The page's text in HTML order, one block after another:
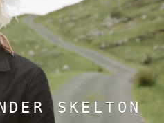
SKELTON